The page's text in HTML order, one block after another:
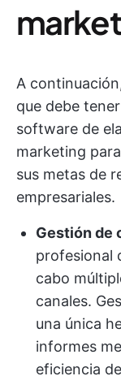
A
que debe
software de
marketing
sus metas de
empresariales.
Gestión de
profesional
cabo
canales.
una única
informes
eficiencia